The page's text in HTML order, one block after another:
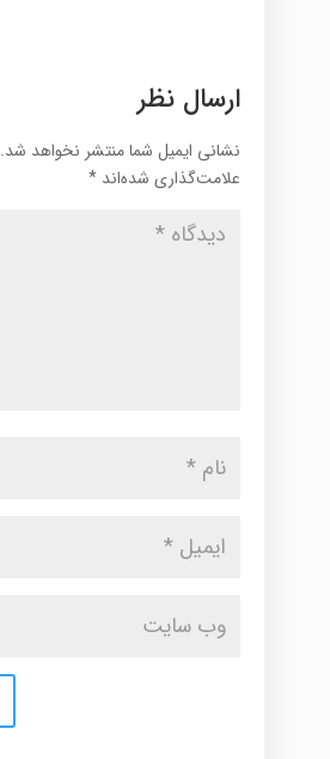
ارسال نظر
نشانی ایمیل شما منتشر نخواهد شد.
علامت‌گذاری شده‌اند *